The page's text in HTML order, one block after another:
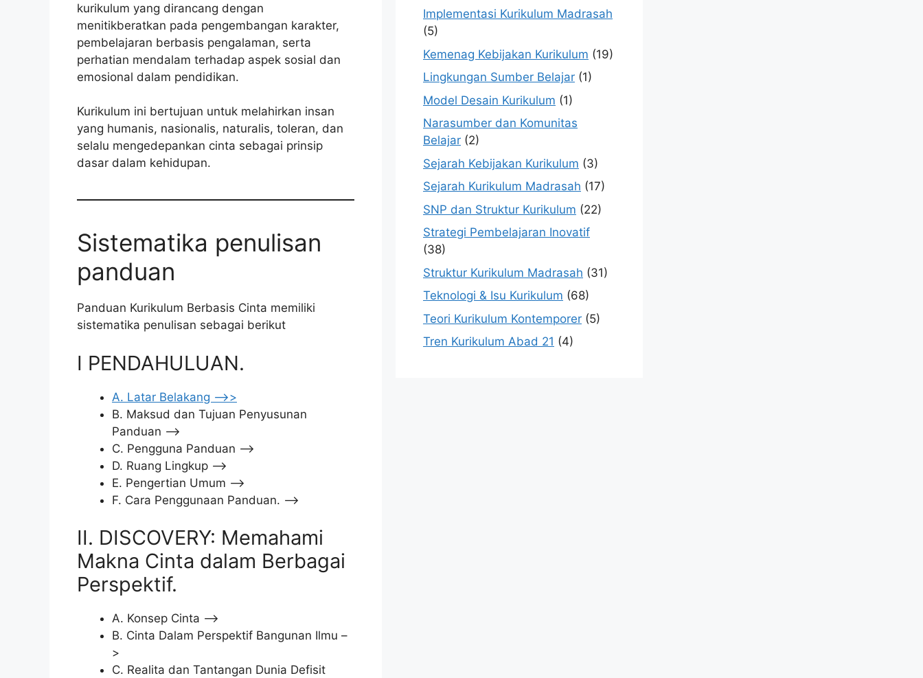
kurikulum yang dirancang dengan
menitikberatkan pada pengembangan karakter,
pembelajaran berbasis pengalaman, serta
perhatian mendalam terhadap aspek sosial dan
emosional dalam pendidikan.
Kurikulum ini bertujuan untuk melahirkan insan
yang humanis, nasionalis, naturalis, toleran, dan
selalu mengedepankan cinta sebagai prinsip
dasar dalam kehidupan.
Sistematika penulisan
panduan
Panduan Kurikulum Berbasis Cinta memiliki
sistematika penulisan sebagai berikut
I PENDAHULUAN.
A. Latar Belakang –>>
B. Maksud dan Tujuan Penyusunan
Panduan –>
C. Pengguna Panduan –>
D. Ruang Lingkup –>
E. Pengertian Umum –>
F. Cara Penggunaan Panduan. –>
II. DISCOVERY: Memahami
Makna Cinta dalam Berbagai
Perspektif.
A. Konsep Cinta –>
B. Cinta Dalam Perspektif Bangunan Ilmu –
>
C. Realita dan Tantangan Dunia Defisit
Implementasi Kurikulum Madrasah
(5)
Kemenag Kebijakan Kurikulum (19)
Lingkungan Sumber Belajar (1)
Model Desain Kurikulum (1)
Narasumber dan Komunitas
Belajar (2)
Sejarah Kebijakan Kurikulum (3)
Sejarah Kurikulum Madrasah (17)
SNP dan Struktur Kurikulum (22)
Strategi Pembelajaran Inovatif
(38)
Struktur Kurikulum Madrasah (31)
Teknologi & Isu Kurikulum (68)
Teori Kurikulum Kontemporer (5)
Tren Kurikulum Abad 21 (4)